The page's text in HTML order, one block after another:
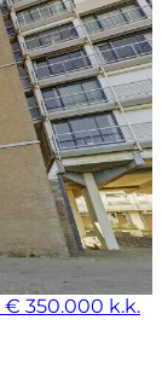
€ 350.000 k.k.